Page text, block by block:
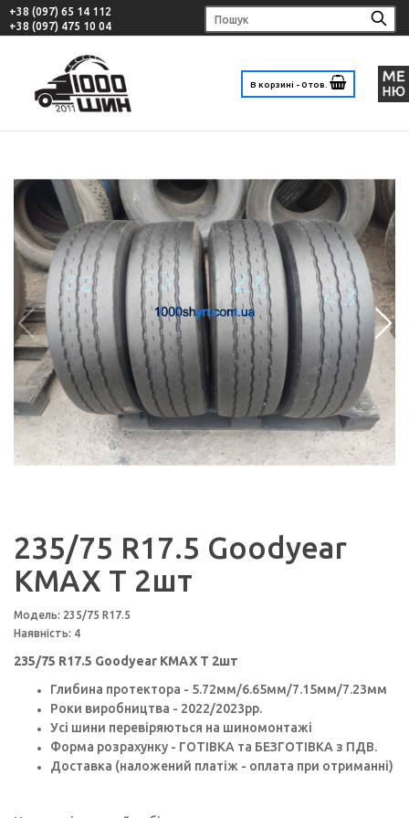
+38 (097) 65 14 112
+38 (097) 475 10 04
В корзині - 0 тов.
235/75 R17.5 Goodyear
KMAX T 2шт
Модель: 235/75 R17.5
Наявність: 4
235/75 R17.5 Goodyear KMAX T 2шт
Глибина протектора - 5.72мм/6.65мм/7.15мм/7.23мм
Роки виробництва - 2022/2023pp.
Усі шини перевіряються на шиномонтажі
Форма розрахунку - ГОТІВКА та БЕЗГОТІВКА з ПДВ.
Доставка (наложений платіж - оплата при отриманні)